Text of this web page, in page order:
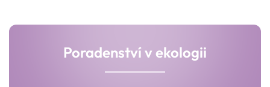
Poradenství v ekologii